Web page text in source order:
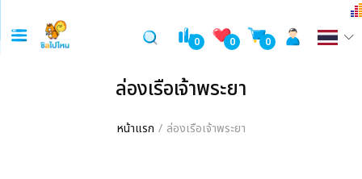
0 0 0
ล่องเรือเจ้าพระยา
หน้าแรก ล่องเรือเจ้าพระยา